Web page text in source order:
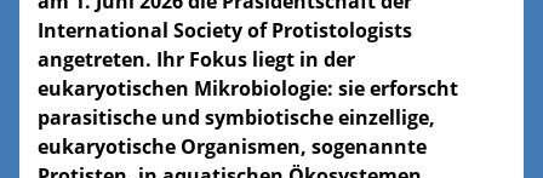
International Society of Protistologists
angetreten. Ihr Fokus liegt in der
eukaryotischen Mikrobiologie: sie erforscht
parasitische und symbiotische einzellige,
eukaryotische Organismen, sogenannte